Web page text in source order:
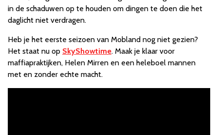
in de schaduwen op te houden om dingen te doen die het
daglicht niet verdragen.
Heb je het eerste seizoen van Mobland nog niet gezien?
Het staat nu op SkyShowtime. Maak je klaar voor
maffiapraktijken, Helen Mirren en een heleboel mannen
met en zonder echte macht.